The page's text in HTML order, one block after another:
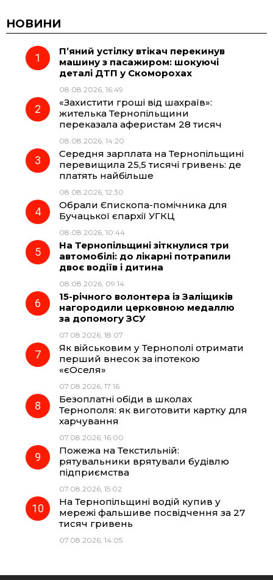
c
e
o
k
e
g
r
a
m
t
НОВИНИ
П’яний устілку втікач перекинув
машину з пасажиром: шокуючі
деталі ДТП у Скоморохах
08.08.2026, 16:49
«Захистити гроші від шахраїв»:
жителька Тернопільщини
переказала аферистам 28 тисяч
08.08.2026, 14:20
Середня зарплата на Тернопільщині
перевищила 25,5 тисячі гривень: де
платять найбільше
08.08.2026, 12:30
Обрали Єпископа-помічника для
Бучацької єпархії УГКЦ
08.08.2026, 10:44
На Тернопільщині зіткнулися три
автомобілі: до лікарні потрапили
двоє водіїв і дитина
08.08.2026, 09:14
15-річного волонтера із Заліщиків
нагородили церковною медаллю
за допомогу ЗСУ
07.08.2026, 18:07
Як військовим у Тернополі отримати
перший внесок за іпотекою
«єОселя»
07.08.2026, 17:16
Безоплатні обіди в школах
Тернополя: як виготовити картку для
харчування
07.08.2026, 16:00
Пожежа на Текстильній:
рятувальники врятували будівлю
підприємства
07.08.2026, 15:02
На Тернопільщині водій купив у
мережі фальшиве посвідчення за 27
тисяч гривень
07.08.2026, 14:05